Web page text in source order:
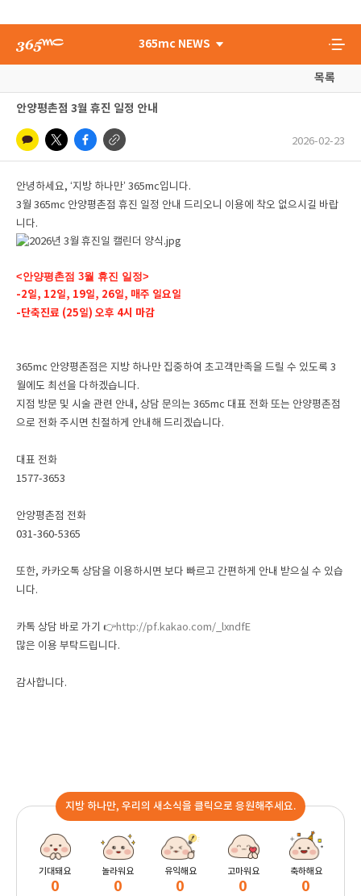
365mc NEWS
목록
안양평촌점 3월 휴진 일정 안내
2026-02-23
안녕하세요, ‘지방 하나만’ 365mc입니다.
3월 365mc 안양평촌점 휴진 일정 안내 드리오니 이용에 착오 없으시길 바랍
니다.
<안양평촌점 3월 휴진 일정>
-2일, 12일, 19일, 26일, 매주 일요일
-단축진료 (25일) 오후 4시 마감
365mc 안양평촌점은 지방 하나만 집중하여 초고객만족을 드릴 수 있도록 3
월에도 최선을 다하겠습니다.
지점 방문 및 시술 관련 안내, 상담 문의는 365mc 대표 전화 또는 안양평촌점
으로 전화 주시면 친절하게 안내해 드리겠습니다.
대표 전화
1577-3653
안양평촌점 전화
031-360-5365
또한, 카카오톡 상담을 이용하시면 보다 빠르고 간편하게 안내 받으실 수 있습
니다.
카톡 상담 바로 가기 👉http://pf.kakao.com/_lxndfE
많은 이용 부탁드립니다.
감사합니다.
지방 하나만, 우리의 새소식을 클릭으로 응원해주세요.
기대돼요
0
놀라워요
0
유익해요
0
고마워요
0
축하해요
0